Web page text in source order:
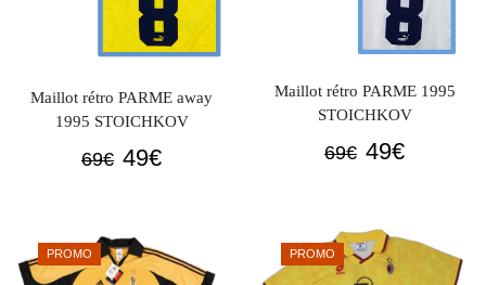
Maillot rétro PARME away
1995 STOICHKOV
69€ Le
était :
69€.
49€Le
49€.
Maillot rétro PARME 1995
STOICHKOV
69€ Le
était :
69€.
49€Le
est :
PROMO PROMO